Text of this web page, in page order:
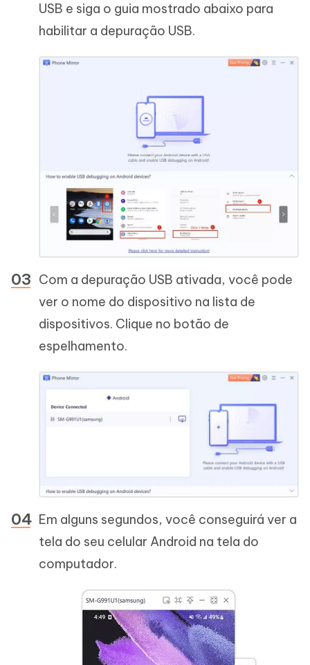
USB e siga o guia mostrado abaixo para
habilitar a depuração USB.
Com a depuração USB ativada, você pode
ver o nome do dispositivo na lista de
dispositivos. Clique no botão de
espelhamento.
Em alguns segundos, você conseguirá ver a
tela do seu celular Android na tela do
computador.